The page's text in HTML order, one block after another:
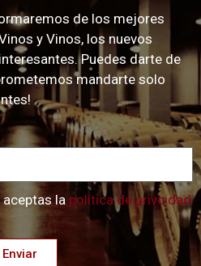
de los mejores
y Vinos, los nuevos
Puedes darte de
mandarte solo
la política de privcidad
Enviar